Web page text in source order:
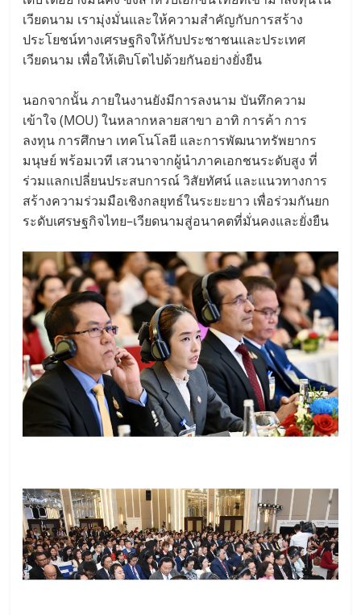
เวียดนาม เรามุ่งมั่นและให้ความสำคัญกับการสร้าง
ประโยชน์ทางเศรษฐกิจให้กับประชาชนและประเทศ
เวียดนาม เพื่อให้เติบโตไปด้วยกันอย่างยั่งยืน
นอกจากนั้น ภายในงานยังมีการลงนาม บันทึกความ
เข้าใจ (MOU) ในหลากหลายสาขา อาทิ การค้า การ
ลงทุน การศึกษา เทคโนโลยี และการพัฒนาทรัพยากร
มนุษย์ พร้อมเวที เสวนาจากผู้นำภาคเอกชนระดับสูง ที่
ร่วมแลกเปลี่ยนประสบการณ์ วิสัยทัศน์ และแนวทางการ
สร้างความร่วมมือเชิงกลยุทธ์ในระยะยาว เพื่อร่วมกันยก
ระดับเศรษฐกิจไทย–เวียดนามสู่อนาคตที่มั่นคงและยั่งยืน